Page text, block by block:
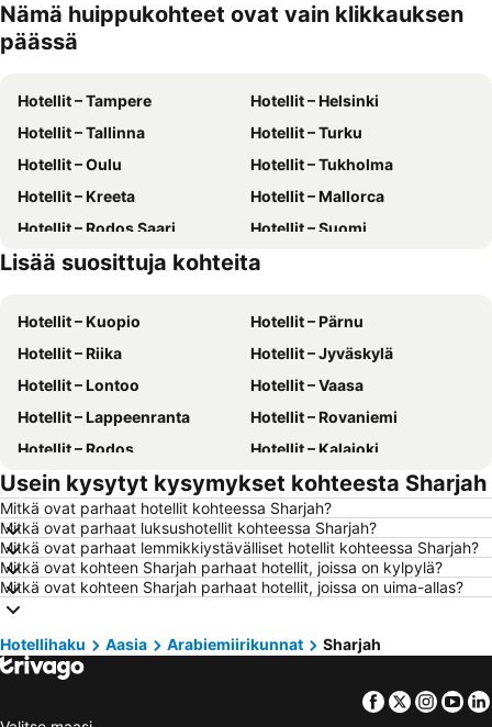
Nämä huippukohteet ovat vain klikkauksen
päässä
Hotellit – Tampere
Hotellit – Helsinki
Hotellit – Tallinna
Hotellit – Turku
Hotellit – Oulu
Hotellit – Tukholma
Hotellit – Kreeta
Hotellit – Mallorca
Hotellit – Rodos Saari
Hotellit – Suomi
Hotellit – Gran Canaria
Hotellit – Kreikka
Lisää suosittuja kohteita
Hotellit – Kuopio
Hotellit – Pärnu
Hotellit – Riika
Hotellit – Jyväskylä
Hotellit – Lontoo
Hotellit – Vaasa
Hotellit – Lappeenranta
Hotellit – Rovaniemi
Hotellit – Rodos
Hotellit – Kalajoki
Hotellit – Alanya
Hotellit – Joensuu
Hotellit – Fuengirola
Hotellit – Kööpenhamina
Hotellit – Savonlinna
Hotellit – Gdańsk
Hotellit – Lahti
Hotellit – Hämeenlinna
Hotellit – Seinäjoki
Hotellit – Malta
Hotellit – Aurinkorannikko
Hotellit – Teneriffa
Hotellit – Koh Lanta
Usein kysytyt kysymykset kohteesta Sharjah
Mitkä ovat parhaat hotellit kohteessa Sharjah?
Mitkä ovat parhaat luksushotellit kohteessa Sharjah?
Mitkä ovat parhaat lemmikkiystävälliset hotellit kohteessa Sharjah?
Mitkä ovat kohteen Sharjah parhaat hotellit, joissa on kylpylä?
Mitkä ovat kohteen Sharjah parhaat hotellit, joissa on uima-allas?
Hotellihaku Aasia Arabiemiirikunnat Sharjah
Facebook
Twitter